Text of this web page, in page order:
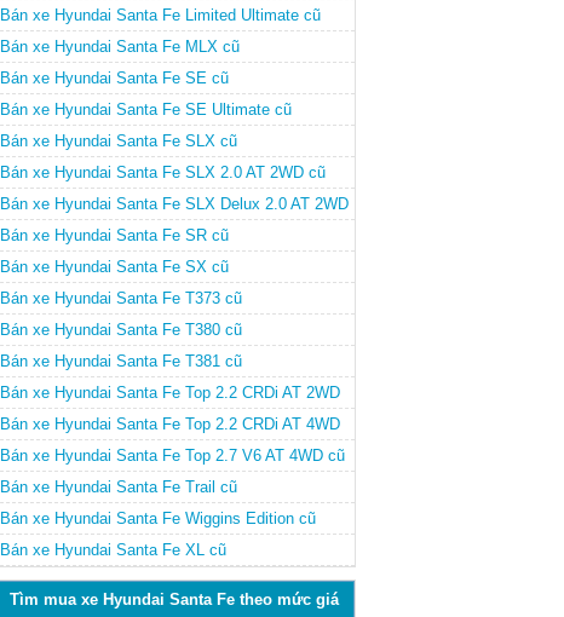
Bán xe Hyundai Santa Fe Limited Ultimate cũ
Bán xe Hyundai Santa Fe MLX cũ
Bán xe Hyundai Santa Fe SE cũ
Bán xe Hyundai Santa Fe SE Ultimate cũ
Bán xe Hyundai Santa Fe SLX cũ
Bán xe Hyundai Santa Fe SLX 2.0 AT 2WD cũ
Bán xe Hyundai Santa Fe SLX Delux 2.0 AT 2WD
cũ
Bán xe Hyundai Santa Fe SR cũ
Bán xe Hyundai Santa Fe SX cũ
Bán xe Hyundai Santa Fe T373 cũ
Bán xe Hyundai Santa Fe T380 cũ
Bán xe Hyundai Santa Fe T381 cũ
Bán xe Hyundai Santa Fe Top 2.2 CRDi AT 2WD
cũ
Bán xe Hyundai Santa Fe Top 2.2 CRDi AT 4WD
cũ
Bán xe Hyundai Santa Fe Top 2.7 V6 AT 4WD cũ
Bán xe Hyundai Santa Fe Trail cũ
Bán xe Hyundai Santa Fe Wiggins Edition cũ
Bán xe Hyundai Santa Fe XL cũ
Tìm mua xe Hyundai Santa Fe theo mức giá